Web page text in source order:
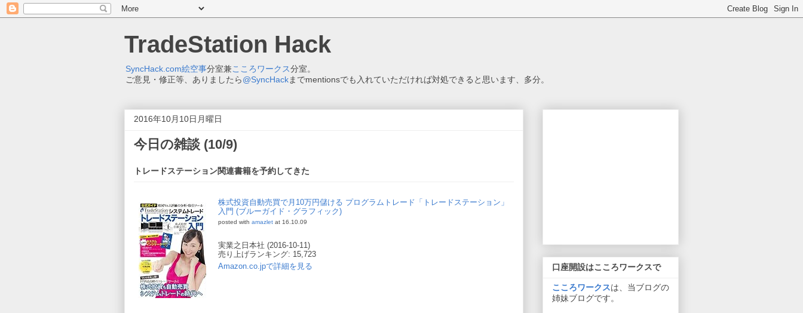
TradeStation Hack
SyncHack.com絵空事分室兼こころワークス分室。
ご意見・修正等、ありましたら@SyncHackまでmentionsでも入れていただければ対処できると思います、多分。
2016年10月10日月曜日
今日の雑談 (10/9)
トレードステーション関連書籍を予約してきた
株式投資自動売買で月10万円儲ける プログラムトレード「トレードステーション」
入門 (ブルーガイド・グラフィック)
posted with amazlet at 16.10.09
実業之日本社 (2016-10-11)
売り上げランキング: 15,723
Amazon.co.jpで詳細を見る
口座開設はこころワークスで
こころワークスは、当ブログの
姉妹ブログです。